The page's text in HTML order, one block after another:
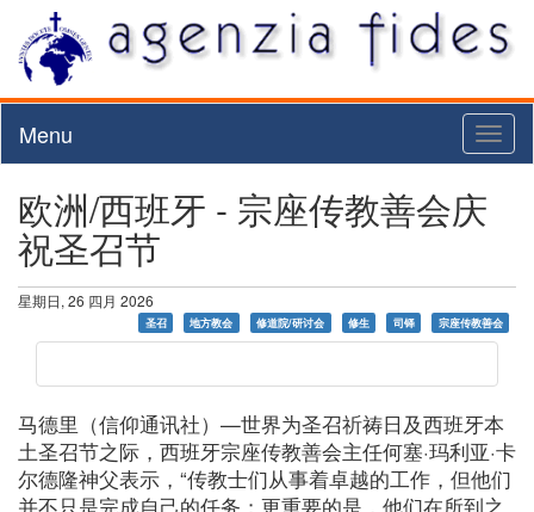
Menu
欧洲/西班牙 - 宗座传教善会庆
祝圣召节
星期日, 26 四月 2026
圣召 地方教会 修道院/研讨会 修生 司铎 宗座传教善会
马德里（信仰通讯社）—世界为圣召祈祷日及西班牙本
土圣召节之际，西班牙宗座传教善会主任何塞·玛利亚·卡
尔德隆神父表示，“传教士们从事着卓越的工作，但他们
并不只是完成自己的任务；更重要的是，他们在所到之